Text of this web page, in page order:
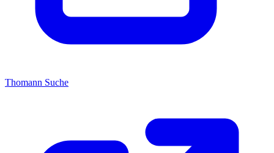
Thomann Suche